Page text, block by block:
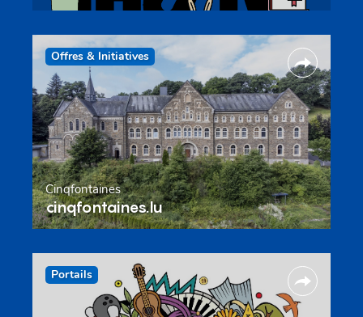
Offres & Initiatives
Cinqfontaines
cinqfontaines.lu
Portails